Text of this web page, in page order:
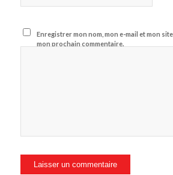
Enregistrer mon nom, mon e-mail et mon
mon prochain commentaire.